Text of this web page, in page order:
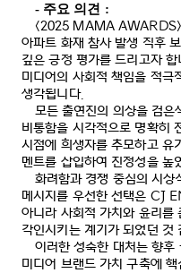
- 주요 의견 :
<2025 MAMA
아파트 화재 참사 발생 직후
깊은 긍정 평가를 드리고자 합
미디어의 사회적 책임을 적극
생각됩니다.
모든 출연진의 의상을 검은
비통함을 시각적으로 명확히
시점에 희생자를 추모하고 유
멘트를 삽입하여 진정성을 높
화려함과 경쟁 중심의 시상
메시지를 우선한 선택은 CJ
아니라 사회적 가치와 윤리를
각인시키는 계기가 되었던 것
이러한 성숙한 대처는 향
미디어 브랜드 가치 구축에